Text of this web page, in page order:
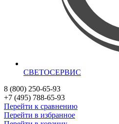
СВЕТОСЕРВИС
8 (800) 250-65-93
+7 (495) 788-65-93
Перейти к сравнению
Перейти в избранное